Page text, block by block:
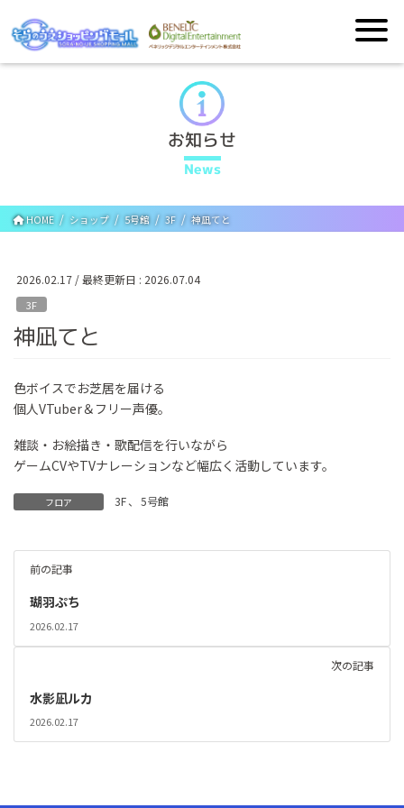
お知らせ
News
HOME ショップ 5号館 3F 神凪てと
2026.02.17 / 最終更新日 : 2026.07.04
3F
神凪てと
色ボイスでお芝居を届ける
個人VTuber＆フリー声優。
雑談・お絵描き・歌配信を行いながら
ゲームCVやTVナレーションなど幅広く活動しています。
フロア 3F、 5号館
前の記事
瑚羽ぷち
2026.02.17
次の記事
水影凪ルカ
2026.02.17